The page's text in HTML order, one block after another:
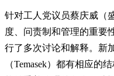
针对工人党议员蔡庆威（
度、问责制和管理的重要
行了多次讨论和解释。新
（Temasek）都有相应的